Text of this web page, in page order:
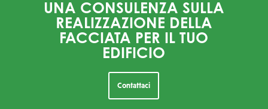
UNA CONSULENZA SULLA
REALIZZAZIONE DELLA
FACCIATA PER IL TUO
EDIFICIO
Contattaci